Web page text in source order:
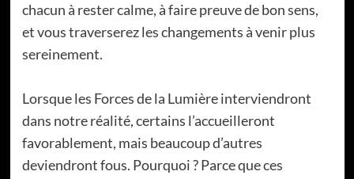
chacun à rester calme, à faire preuve de bon sens,
et vous traverserez les changements à venir plus
sereinement.
Lorsque les Forces de la Lumière interviendront
dans notre réalité, certains l’accueilleront
favorablement, mais beaucoup d’autres
deviendront fous. Pourquoi ? Parce que ces